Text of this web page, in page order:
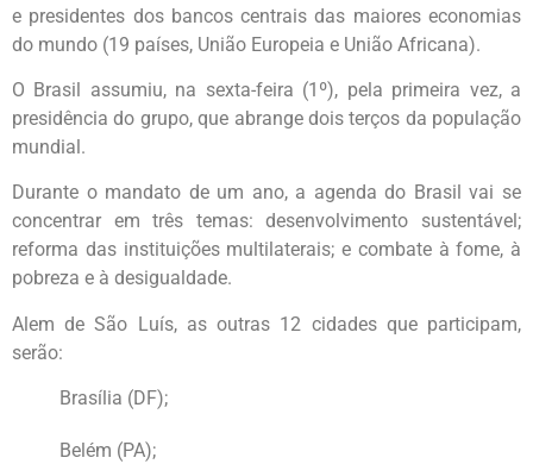
e presidentes dos bancos centrais das maiores economias
do mundo (19 países, União Europeia e União Africana).
O Brasil assumiu, na sexta-feira (1º), pela primeira vez, a
presidência do grupo, que abrange dois terços da população
mundial.
Durante o mandato de um ano, a agenda do Brasil vai se
concentrar em três temas: desenvolvimento sustentável;
reforma das instituições multilaterais; e combate à fome, à
pobreza e à desigualdade.
Alem de São Luís, as outras 12 cidades que participam,
serão:
Brasília (DF);
Belém (PA);